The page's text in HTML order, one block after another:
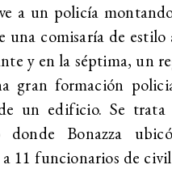
a un policía
una comisaría de
y en la séptima, un
gran formación
un edificio. Se
donde Bonazza
a 11 funcionarios de